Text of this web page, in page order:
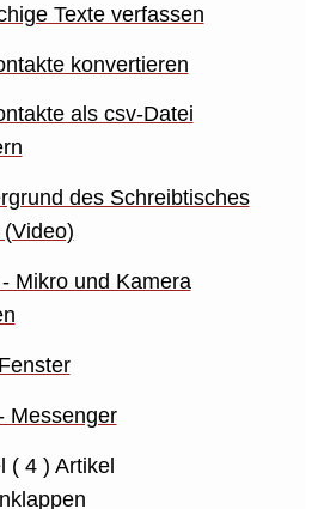
Texte verfassen
konvertieren
als csv-Datei
des Schreibtisches
Mikro und Kamera
Messenger
( 4 ) Artikel